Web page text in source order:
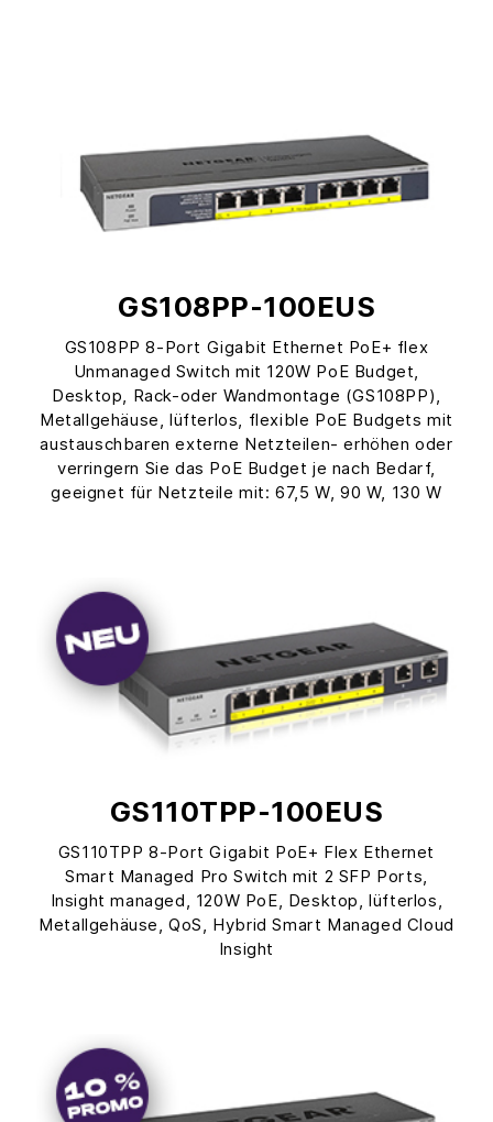
GS108PP-100EUS
GS108PP 8-Port Gigabit Ethernet PoE+ flex
Unmanaged Switch mit 120W PoE Budget,
Desktop, Rack-oder Wandmontage (GS108PP),
Metallgehäuse, lüfterlos, flexible PoE Budgets mit
austauschbaren externe Netzteilen- erhöhen oder
verringern Sie das PoE Budget je nach Bedarf,
geeignet für Netzteile mit: 67,5 W, 90 W, 130 W
GS110TPP-100EUS
GS110TPP 8-Port Gigabit PoE+ Flex Ethernet
Smart Managed Pro Switch mit 2 SFP Ports,
Insight managed, 120W PoE, Desktop, lüfterlos,
Metallgehäuse, QoS, Hybrid Smart Managed Cloud
Insight